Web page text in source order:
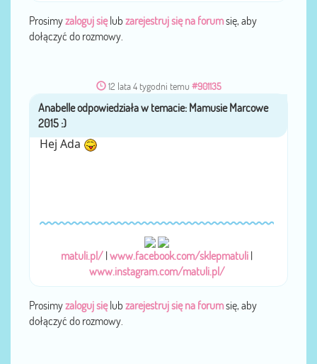
Prosimyzaloguj sięlub zarejestruj się na forumsię, aby
dołączyć do rozmowy.
12 lata 4 tygodni temu #901135
przezAnabelle
Hej Ada
matuli.pl/ |www.facebook.com/sklepmatuli |
www.instagram.com/matuli.pl/
Prosimyzaloguj sięlub zarejestruj się na forumsię, aby
dołączyć do rozmowy.